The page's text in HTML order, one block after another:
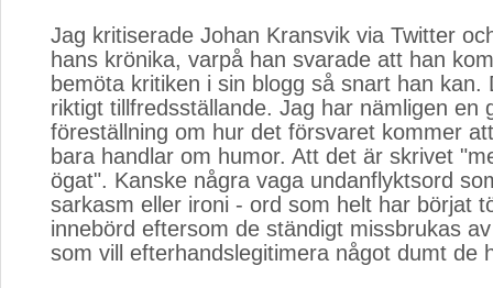
Jag kritiserade Johan Kransvik via Twitter
hans krönika, varpå han svarade att han
bemöta kritiken i sin blogg så snart han kan.
riktigt tillfredsställande. Jag har nämligen en
föreställning om hur det försvaret kommer
bara handlar om humor. Att det är skrivet
ögat". Kanske några vaga undanflyktsord
sarkasm eller ironi - ord som helt har börjat
innebörd eftersom de ständigt missbrukas
som vill efterhandslegitimera något dumt de